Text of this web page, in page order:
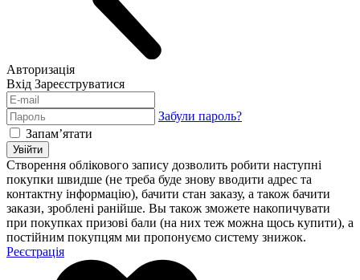
Авторизація
Вхід Зареєструватися
Забули пароль?
Запам’ятати
Увійти
Створення облікового запису дозволить робити наступні
покупки швидше (не треба буде знову вводити адрес та
контактну інформацію), бачити стан заказу, а також бачити
закази, зроблені ранійше. Вы також зможете накопичувати
при покупках призові бали (на них теж можна щось купити), а
постійним покупцям ми пропонуємо систему знижок.
Реєстрація